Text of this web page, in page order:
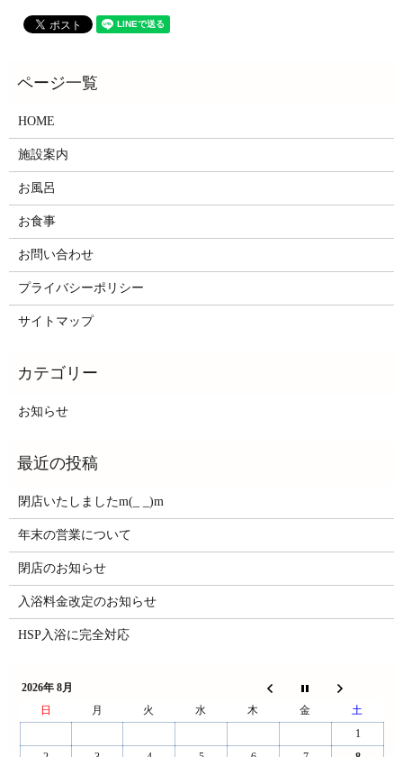
HOME
施設案内
お風呂
お食事
お問い合わせ
プライバシーポリシー
サイトマップ
お知らせ
閉店いたしましたm(_ _)m
年末の営業について
閉店のお知らせ
入浴料金改定のお知らせ
HSP入浴に完全対応
2026年 8月
日
月 火 水 木 金
土
1